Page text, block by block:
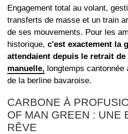
Engagement total au volant,
transferts de masse et un train
de ses mouvements. Pour les
historique, c'est exactement la
attendaient depuis le retrait de
manuelle, longtemps
de la berline bavaroise.
CARBONE À
OF MAN GREEN : UNE
RÊVE